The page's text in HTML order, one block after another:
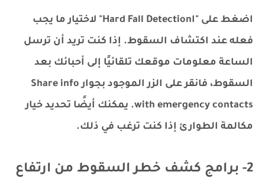
اضغط على "اHard Fall Detection" لاختيار ما يجب
فعله عند اكتشاف السقوط. إذا كنت تريد أن ترسل
الساعة معلومات موقعك تلقائيًا إلى أحبائك بعد
السقوط، فانقر على الزر الموجود بجوار Share info
with emergency contacts. يمكنك أيضًا تحديد خيار
مكالمة الطوارئ إذا كنت ترغب في ذلك.
2- برامج كشف خطر السقوط من ارتفاع